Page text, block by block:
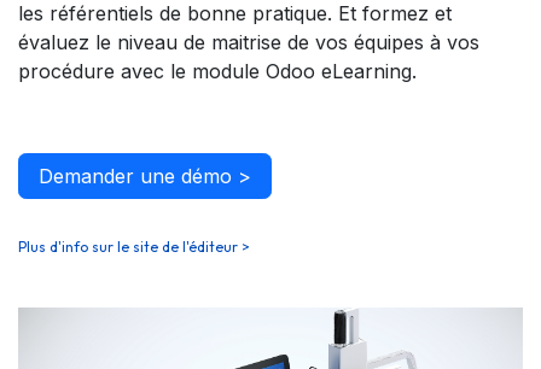
les référentiels de bonne pratique. Et formez et
évaluez le niveau de maitrise de vos équipes à vos
procédure avec le module Odoo eLearning.
Demander une démo >
Plus d'info sur le site de l'éditeur >